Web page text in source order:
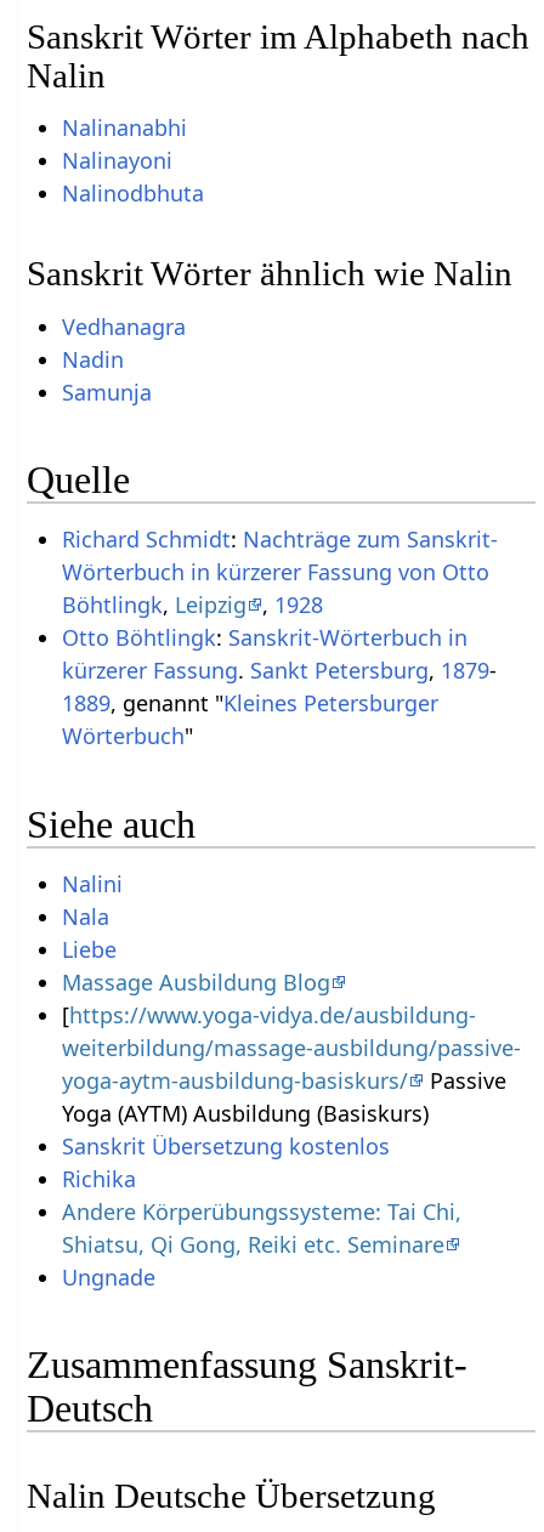
Sanskrit Wörter im Alphabeth nach
Nalin
Nalinanabhi
Nalinayoni
Nalinodbhuta
Sanskrit Wörter ähnlich wie Nalin
Vedhanagra
Nadin
Samunja
Quelle
Richard Schmidt: Nachträge zum Sanskrit-
Wörterbuch in kürzerer Fassung von Otto
Böhtlingk, Leipzig , 1928
Otto Böhtlingk: Sanskrit-Wörterbuch in
kürzerer Fassung. Sankt Petersburg, 1879-
1889, genannt "Kleines Petersburger
Wörterbuch"
Siehe auch
Nalini
Nala
Liebe
Massage Ausbildung Blog
[https://www.yoga-vidya.de/ausbildung-
weiterbildung/massage-ausbildung/passive-
yoga-aytm-ausbildung-basiskurs/
Passive
Yoga (AYTM) Ausbildung (Basiskurs)
Sanskrit Übersetzung kostenlos
Richika
Andere Körperübungssysteme: Tai Chi,
Shiatsu, Qi Gong, Reiki etc. Seminare
Ungnade
Zusammenfassung Sanskrit-
Deutsch
Nalin Deutsche Übersetzung